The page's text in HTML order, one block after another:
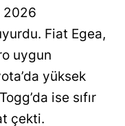
2026
Fiat Egea,
uygun
yüksek
ise sıfır
çekti.